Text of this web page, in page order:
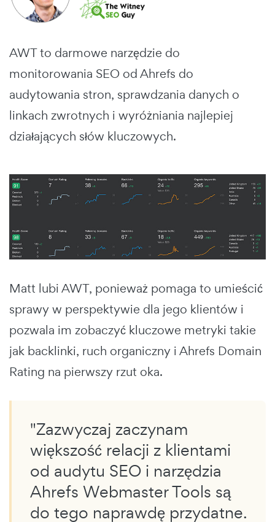
AWT to darmowe narzędzie do
monitorowania SEO od Ahrefs do
audytowania stron, sprawdzania danych o
linkach zwrotnych i wyróżniania najlepiej
działających słów kluczowych.
Matt lubi AWT, ponieważ pomaga to umieścić
sprawy w perspektywie dla jego klientów i
pozwala im zobaczyć kluczowe metryki takie
jak backlinki, ruch organiczny i Ahrefs Domain
Rating na pierwszy rzut oka.
"Zazwyczaj zaczynam
większość relacji z klientami
od audytu SEO i narzędzia
Ahrefs Webmaster Tools są
do tego naprawdę przydatne.